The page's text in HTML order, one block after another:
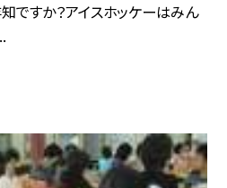
知ですか？アイスホッケーはみん